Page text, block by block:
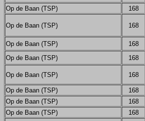
Op de Baan (TSP)
168
Op de Baan (TSP) 168
Op de Baan (TSP) 168
Op de Baan (TSP)
168
Op de Baan (TSP) 168
Op de Baan (TSP) 168
Op de Baan (TSP)
168
Op de Baan (TSP)
168